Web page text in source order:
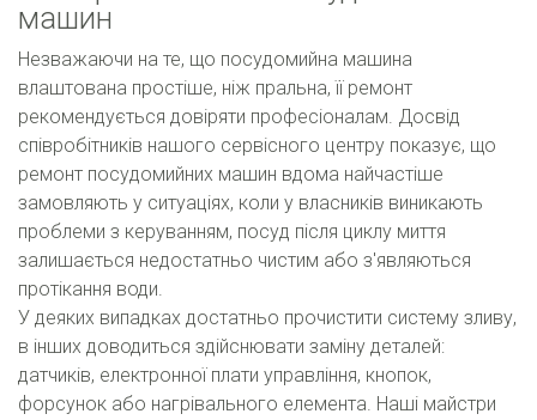
машин
Незважаючи на те, що посудомийна машина
влаштована простіше, ніж пральна, її ремонт
рекомендується довіряти професіоналам. Досвід
співробітників нашого сервісного центру показує, що
ремонт посудомийних машин вдома найчастіше
замовляють у ситуаціях, коли у власників виникають
проблеми з керуванням, посуд після циклу миття
залишається недостатньо чистим або з'являються
протікання води.
У деяких випадках достатньо прочистити систему зливу,
в інших доводиться здійснювати заміну деталей:
датчиків, електронної плати управління, кнопок,
форсунок або нагрівального елемента. Наші майстри